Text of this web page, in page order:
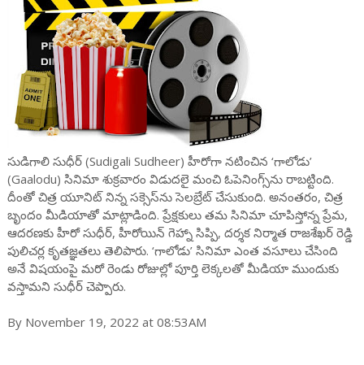
సుడిగాలి సుధీర్ (Sudigali Sudheer) హీరోగా నటించిన ‘గాలోడు’
(Gaalodu) సినిమా శుక్రవారం విడుదలై మంచి ఓపెనింగ్స్‌ను రాబట్టింది.
దీంతో చిత్ర యూనిట్ నిన్న సక్సెస్‌ను సెలబ్రేట్ చేసుకుంది. అనంతరం, చిత్ర
బృందం మీడియాతో మాట్లాడింది. ప్రేక్షకులు తమ సినిమా చూపిస్తోన్న ప్రేమ,
ఆదరణకు హీరో సుధీర్, హీరోయిన్ గెహ్నా సిప్పి, దర్శక నిర్మాత రాజశేఖర్ రెడ్డి
పులిచర్ల కృతజ్ఞతలు తెలిపారు. ‘గాలోడు’ సినిమా ఎంత వసూలు చేసింది
అనే విషయంపై మరో రెండు రోజుల్లో పూర్తి లెక్కలతో మీడియా ముందుకు
వస్తామని సుధీర్ చెప్పారు.
By November 19, 2022 at 08:53AM